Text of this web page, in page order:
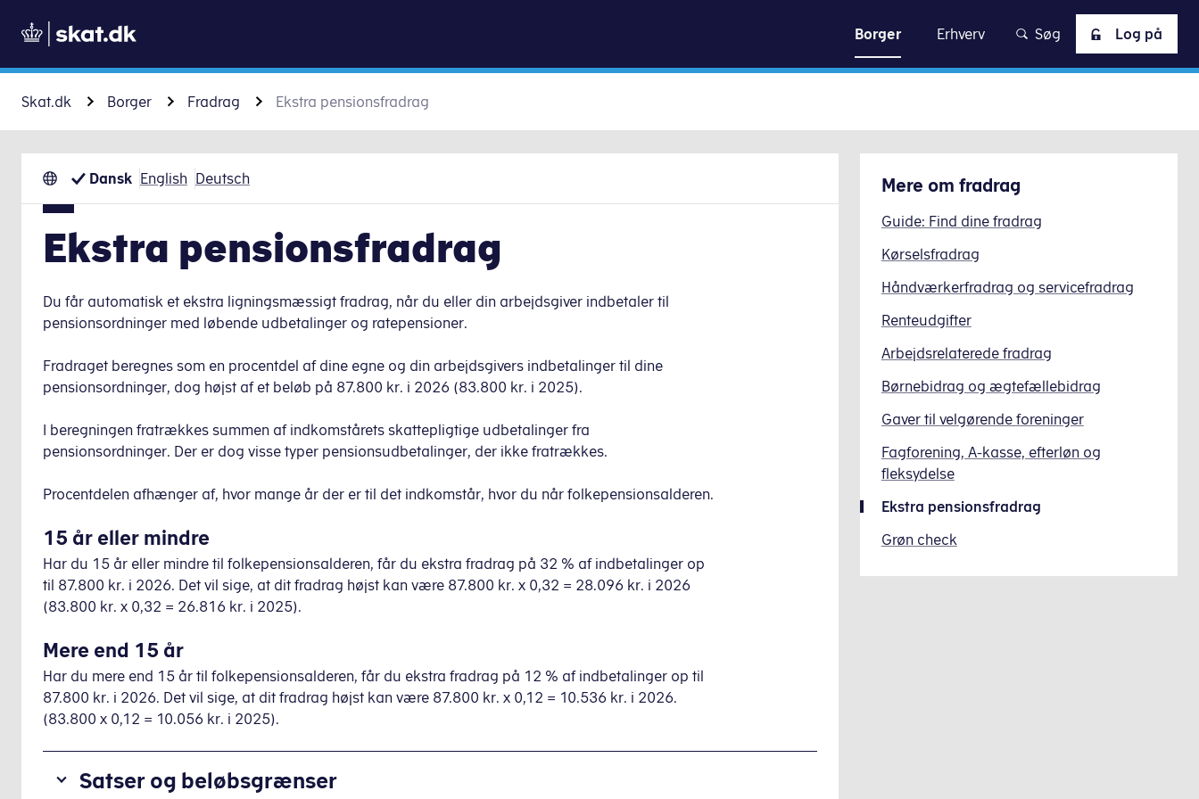
Borger Erhverv Søg Log på
Skat.dk Borger Fradrag Ekstra pensionsfradrag
Dansk English Deutsch
Ekstra pensionsfradrag
Du får automatisk et ekstra ligningsmæssigt fradrag, når du eller din arbejdsgiver indbetaler til
pensionsordninger med løbende udbetalinger og ratepensioner.
Fradraget beregnes som en procentdel af dine egne og din arbejdsgivers indbetalinger til dine
pensionsordninger, dog højst af et beløb på 87.800 kr. i 2026 (83.800 kr. i 2025).
I beregningen fratrækkes summen af indkomstårets skattepligtige udbetalinger fra
pensionsordninger. Der er dog visse typer pensionsudbetalinger, der ikke fratrækkes.
Procentdelen afhænger af, hvor mange år der er til det indkomstår, hvor du når folkepensionsalderen.
15 år eller mindre
Har du 15 år eller mindre til folkepensionsalderen, får du ekstra fradrag på 32 % af indbetalinger op
til 87.800 kr. i 2026. Det vil sige, at dit fradrag højst kan være 87.800 kr. x 0,32 = 28.096 kr. i 2026
(83.800 kr. x 0,32 = 26.816 kr. i 2025).
Mere end 15 år
Har du mere end 15 år til folkepensionsalderen, får du ekstra fradrag på 12 % af indbetalinger op til
87.800 kr. i 2026. Det vil sige, at dit fradrag højst kan være 87.800 kr. x 0,12 = 10.536 kr. i 2026.
(83.800 x 0,12 = 10.056 kr. i 2025).
Satser og beløbsgrænser
Mere om fradrag
Guide: Find dine fradrag
Kørselsfradrag
Håndværkerfradrag og servicefradrag
Renteudgifter
Arbejdsrelaterede fradrag
Børnebidrag og ægtefællebidrag
Gaver til velgørende foreninger
Fagforening, A-kasse, efterløn og
fleksydelse
Ekstra pensionsfradrag
Grøn check